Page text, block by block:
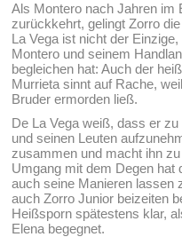
Als Montero nach Jahren im
zurückkehrt, gelingt Zorro
La Vega ist nicht der
Montero und seinem
begleichen hat: Auch der
Murrieta sinnt auf Rache,
Bruder ermorden ließ.
De La Vega weiß, dass er
und seinen Leuten
zusammen und macht ihn
Umgang mit dem Degen hat
auch seine Manieren lassen
auch Zorro Junior beizeiten
Heißsporn spätestens klar,
Elena begegnet.